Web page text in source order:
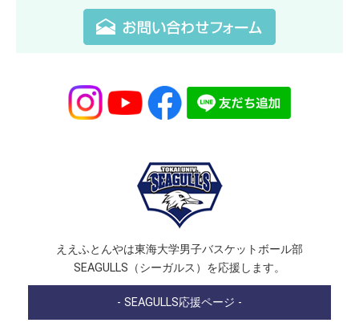
ええふとんやは東海大学男子バスケットボール部
SEAGULLS（シーガルス）を応援します。
- SEAGULLS応援ページ -